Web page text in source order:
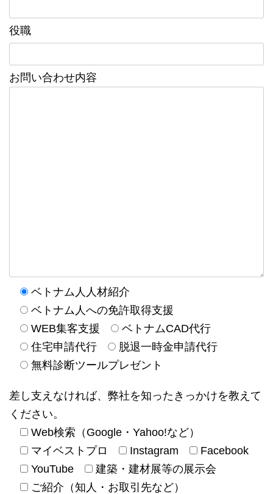
役職
お問い合わせ内容
ベトナム人人材紹介
ベトナム人への免許取得支援
WEB集客支援
ベトナムCAD代行
住宅申請代行
脱退一時金申請代行
無料診断ツールプレゼント
差し支えなければ、弊社を知ったきっかけを教えて
ください。
Web検索（Google・Yahoo!など）
マイベストプロ
Instagram
Facebook
YouTube
建築・建材展等の展示会
ご紹介（知人・お取引先など）